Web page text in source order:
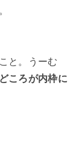
と。うーむ
ころが内枠に